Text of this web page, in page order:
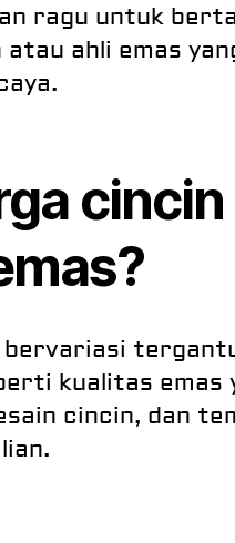
ragu untuk
ahli emas
cincin
bervariasi
kualitas emas
cincin, dan